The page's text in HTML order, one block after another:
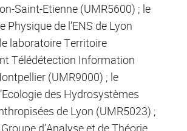
Saint-Etienne (UMR5600) ; le
Physique de l’ENS de Lyon
laboratoire Territoire
Télédétection Information
(UMR9000) ; le
des Hydrosystèmes
de Lyon (UMR5023) ;
d’Analyse et de Théorie